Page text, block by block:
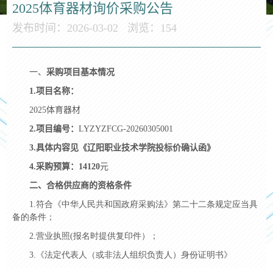
2025体育器材询价采购公告
发布时间：2026-03-02 浏览： 154
一、 采购项目基本情况
1.项目名称：
2025体育器材
2.项目编号： LYZYZFCG-20260305001
3.具体内容见《辽阳职业技术学院投标价确认函》
4.采购预算：14120元
二、合格供应商的资格条件
1.符合《中华人民共和国政府采购法》第二十二条规定应当具
备的条件；
2.营业执照(报名时提供复印件）；
3.《法定代表人（或非法人组织负责人）身份证明书》